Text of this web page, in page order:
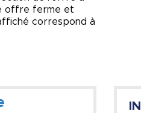
offre ferme et
correspond à